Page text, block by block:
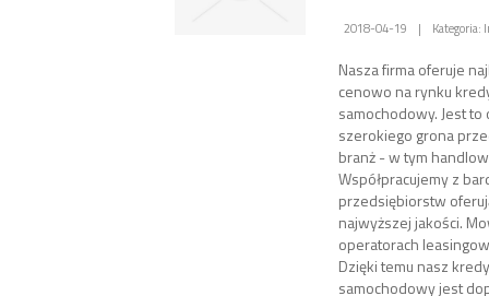
2018-04-19 | Kategoria:
Nasza firma oferuje
cenowo na rynku
samochodowy. Jest
szerokiego grona
branż - w tym
Współpracujemy z
przedsiębiorstw
najwyższej jakości.
operatorach
Dzięki temu nasz
samochodowy jest